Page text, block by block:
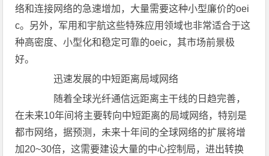
络和连接网络的急速增加，大量需要这种小型廉价的oei
c。另外，军用和宇航这些特殊应用领域也非常适合于这
种高密度、小型化和稳定可靠的oeic，其市场前景极
好。
迅速发展的中短距离局域网络
随着全球光纤通信远距离主干线的日趋完善，
在未来10年间将主要转向中短距离的局域网络，特别是
都市网络，据预测，未来十年间的全球网络的扩展将增
加20~30倍，这需要建设大量的中心控制局，进出转换